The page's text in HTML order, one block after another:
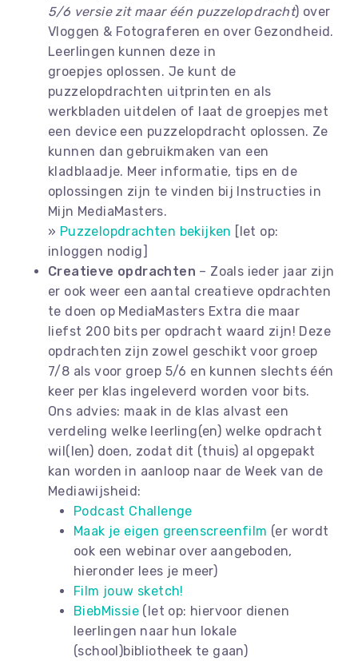
5/6 versie zit maar één puzzelopdracht) over
Vloggen & Fotograferen en over Gezondheid.
Leerlingen kunnen deze in
groepjes oplossen. Je kunt de
puzzelopdrachten uitprinten en als
werkbladen uitdelen of laat de groepjes met
een device een puzzelopdracht oplossen. Ze
kunnen dan gebruikmaken van een
kladblaadje. Meer informatie, tips en de
oplossingen zijn te vinden bij Instructies in
Mijn MediaMasters.
» Puzzelopdrachten bekijken [let op:
inloggen nodig]
Creatieve opdrachten – Zoals ieder jaar zijn
er ook weer een aantal creatieve opdrachten
te doen op MediaMasters Extra die maar
liefst 200 bits per opdracht waard zijn! Deze
opdrachten zijn zowel geschikt voor groep
7/8 als voor groep 5/6 en kunnen slechts één
keer per klas ingeleverd worden voor bits.
Ons advies: maak in de klas alvast een
verdeling welke leerling(en) welke opdracht
wil(len) doen, zodat dit (thuis) al opgepakt
kan worden in aanloop naar de Week van de
Mediawijsheid:
Podcast Challenge
Maak je eigen greenscreenfilm (er wordt
ook een webinar over aangeboden,
hieronder lees je meer)
Film jouw sketch!
BiebMissie (let op: hiervoor dienen
leerlingen naar hun lokale
(school)bibliotheek te gaan)